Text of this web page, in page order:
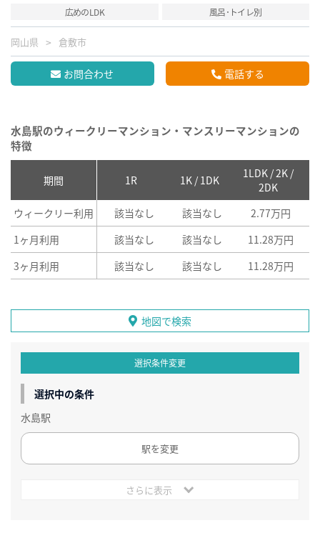
広めのLDK
風呂･トイレ別
岡山県 倉敷市
お問合わせ 電話する
水島駅のウィークリーマンション・マンスリーマンションの
特徴
期間 1R 1K / 1DK
1LDK / 2K /
2DK
ウィークリー利用 該当なし 該当なし 2.77万円
1ヶ月利用
該当なし 該当なし 11.28万円
3ヶ月利用
該当なし 該当なし 11.28万円
地図で検索
選択条件変更
選択中の条件
水島駅
駅を変更
さらに表示